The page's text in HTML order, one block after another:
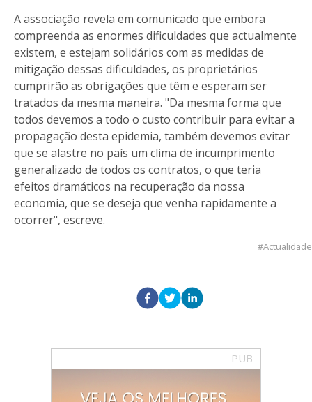
A associação revela em comunicado que embora
compreenda as enormes dificuldades que actualmente
existem, e estejam solidários com as medidas de
mitigação dessas dificuldades, os proprietários
cumprirão as obrigações que têm e esperam ser
tratados da mesma maneira. "Da mesma forma que
todos devemos a todo o custo contribuir para evitar a
propagação desta epidemia, também devemos evitar
que se alastre no país um clima de incumprimento
generalizado de todos os contratos, o que teria
efeitos dramáticos na recuperação da nossa
economia, que se deseja que venha rapidamente a
ocorrer", escreve.
Actualidade
PUB